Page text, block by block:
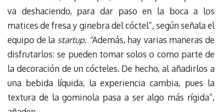
va deshaciendo, para dar paso en la boca a los
matices de fresa y ginebra del cóctel”,según señala el
equipo de la startup. “Además, hay varias maneras de
disfrutarlos: se pueden tomar solos o como parte de
la decoración de un cócteles. De hecho, al añadirlos a
una bebida líquida, la experiencia cambia, pues la
textura de la gominola pasa a ser algo más rígida”,